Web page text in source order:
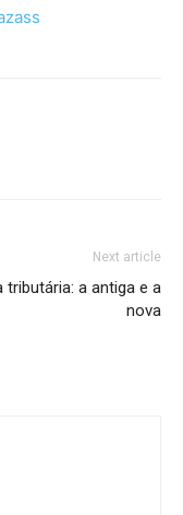
Next article
tributária: a antiga e a
nova